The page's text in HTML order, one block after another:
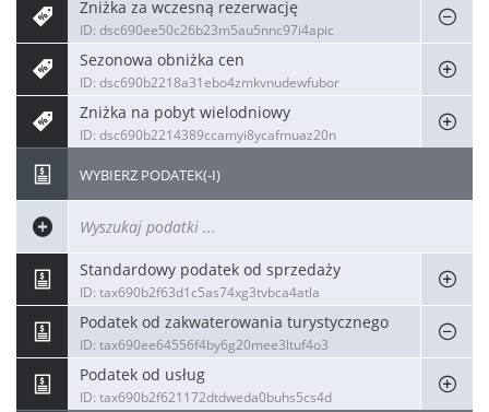
Zniżka za wczesną rezerwację
ID: dsc690ee50c26b23m5au5nnc97i4apic
Sezonowa obniżka cen
ID: dsc690b2218a31ebo4zmkvnudewfubor
Zniżka na pobyt wielodniowy
ID: dsc690b2214389ccamyi8ycafmuaz20n
WYBIERZ PODATEK(-I)
Standardowy podatek od sprzedaży
ID: tax690b2f63d1c5as74xg3tvbca4atla
Podatek od zakwaterowania turystycznego
ID: tax690ee64556f4by6g20mee3ltuf4o3
Podatek od usług
ID: tax690b2f621172dtdweda0buhs5cs4d